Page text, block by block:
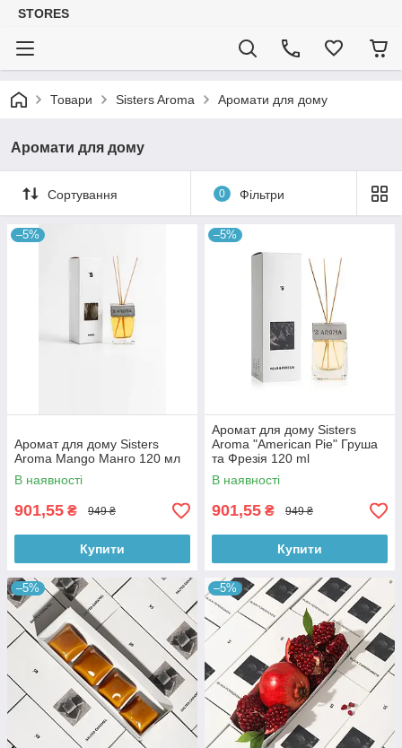
STORES
Товари Sisters Aroma Аромати для дому
Аромати для дому
Сортування 0 Фільтри
–5%
Аромат для дому Sisters
Aroma Mango Манго 120 мл
В наявності
901,55 ₴ 949 ₴
Купити
–5%
Аромат для дому Sisters
Aroma "American Pie" Груша
та Фрезія 120 ml
В наявності
901,55 ₴ 949 ₴
Купити
–5% –5%